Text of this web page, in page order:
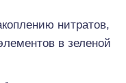
нитратов,
в зеленой